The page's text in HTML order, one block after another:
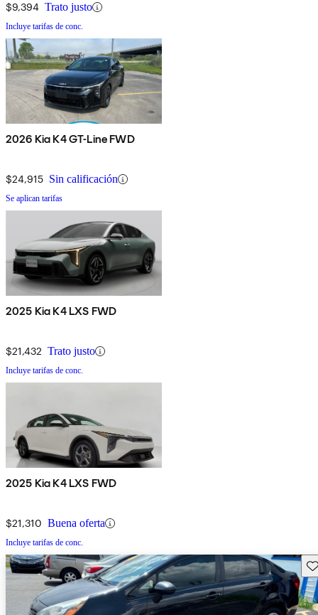
$9,394 Trato justo
Incluye tarifas de conc.
2026 Kia K4 GT-Line FWD
$24,915 Sin calificación
Se aplican tarifas
2025 Kia K4 LXS FWD
$21,432 Trato justo
Incluye tarifas de conc.
2025 Kia K4 LXS FWD
$21,310 Buena oferta
Incluye tarifas de conc.